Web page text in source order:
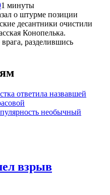
1 минуты
о штурме позиции
десантники очистили
Конопелька.
разделившись
ответила назвавшей
необычный
взрыв